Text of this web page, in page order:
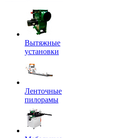
Вытяжные
установки
Ленточные
пилорамы